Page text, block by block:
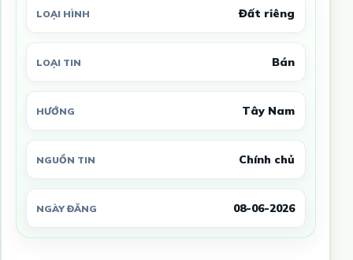
LOẠI HÌNH Đất riêng
LOẠI TIN Bán
HƯỚNG Tây Nam
NGUỒN TIN Chính chủ
NGÀY ĐĂNG 08-06-2026